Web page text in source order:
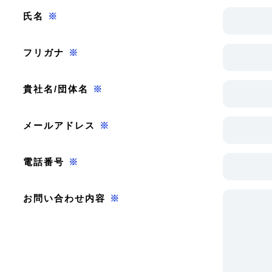
氏名 ※
フリガナ ※
貴社名/団体名 ※
メールアドレス ※
電話番号 ※
お問い合わせ内容 ※